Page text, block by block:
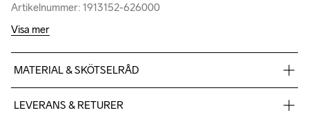
Artikelnummer: 1913152-626000
Artikelnummer: 1913152-626000
Visa mer
MATERIAL & SKÖTSELRÅD
90% polyester-recycled 10% elastane
LEVERANS & RETURER